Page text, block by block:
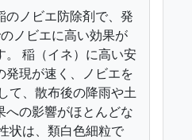
のノビエ防除剤で、発
ノビエに高い効果が
。 稲（イネ）に高い安
発現が速く、ノビエを
て、散布後の降雨や土
への影響がほとんどな
状は、類白色細粒で